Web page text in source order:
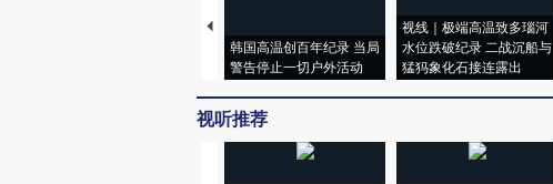
韩国高温创百年纪录 当局
警告停止一切户外活动
视线｜极端高温致多瑙河
水位跌破纪录 二战沉船与
猛犸象化石接连露出
视听推荐